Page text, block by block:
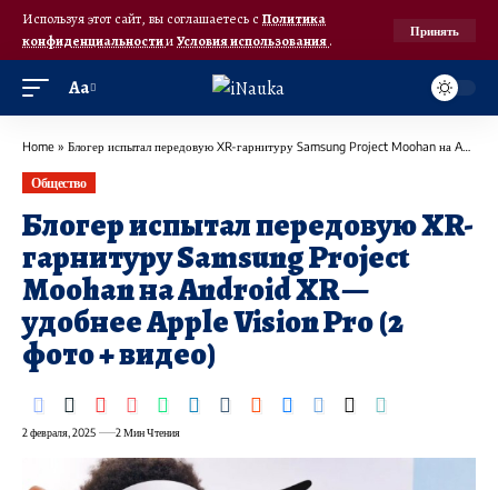
Используя этот сайт, вы соглашаетесь с Политика
конфиденциальностииУсловия использования.
Принять
Аа
Home » Блогер испытал передовую XR-гарнитуру Samsung Project Moohan на Android XR — удобнее Apple Vision Pro (2 фото + видео)
Общество
Блогер испытал передовую XR-
гарнитуру Samsung Project
Moohan на Android XR —
удобнее Apple Vision Pro (2
фото + видео)
2 февраля, 2025 2 Мин Чтения